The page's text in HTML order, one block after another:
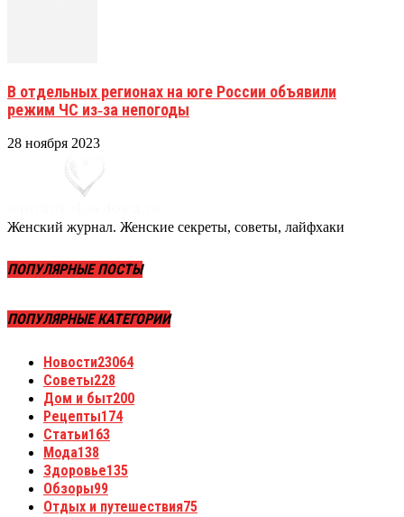
В отдельных регионах на юге России объявили
режим ЧС из‑за непогоды
28 ноября 2023
Женский журнал. Женские секреты, советы, лайфхаки
ПОПУЛЯРНЫЕ ПОСТЫ
ПОПУЛЯРНЫЕ КАТЕГОРИИ
Новости23064
Советы228
Дом и быт200
Рецепты174
Статьи163
Мода138
Здоровье135
Обзоры99
Отдых и путешествия75